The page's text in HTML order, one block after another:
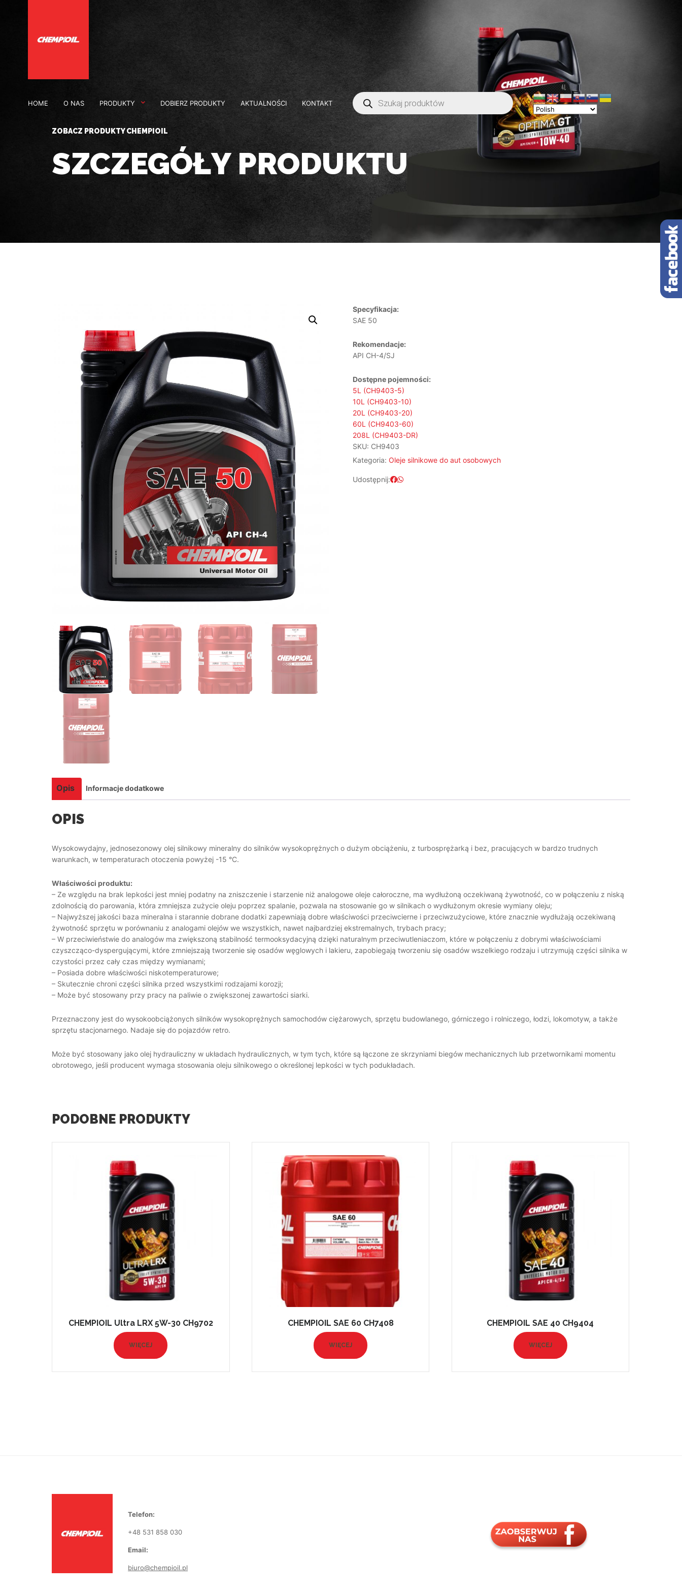
HOME O NAS PRODUKTY DOBIERZ PRODUKTY AKTUALNOŚCI KONTAKT
ZOBACZ PRODUKTY CHEMPIOIL
SZCZEGÓŁY PRODUKTU
Specyfikacja:
SAE 50
Rekomendacje:
API CH-4/SJ
Dostępne pojemności:
5L (CH9403-5)
10L (CH9403-10)
20L (CH9403-20)
60L (CH9403-60)
208L (CH9403-DR)
SKU: CH9403
Kategoria: Oleje silnikowe do aut osobowych
Udostępnij:
Opis Informacje dodatkowe
OPIS
Wysokowydajny, jednosezonowy olej silnikowy mineralny do silników wysokoprężnych o dużym obciążeniu, z turbosprężarką i bez, pracujących w bardzo trudnych
warunkach, w temperaturach otoczenia powyżej -15 °C.
Właściwości produktu:
– Ze względu na brak lepkości jest mniej podatny na zniszczenie i starzenie niż analogowe oleje całoroczne, ma wydłużoną oczekiwaną żywotność, co w połączeniu z niską
zdolnością do parowania, która zmniejsza zużycie oleju poprzez spalanie, pozwala na stosowanie go w silnikach o wydłużonym okresie wymiany oleju;
– Najwyższej jakości baza mineralna i starannie dobrane dodatki zapewniają dobre właściwości przeciwcierne i przeciwzużyciowe, które znacznie wydłużają oczekiwaną
żywotność sprzętu w porównaniu z analogami olejów we wszystkich, nawet najbardziej ekstremalnych, trybach pracy;
– W przeciwieństwie do analogów ma zwiększoną stabilność termooksydacyjną dzięki naturalnym przeciwutleniaczom, które w połączeniu z dobrymi właściwościami
czyszcząco-dyspergującymi, które zmniejszają tworzenie się osadów węglowych i lakieru, zapobiegają tworzeniu się osadów wszelkiego rodzaju i utrzymują części silnika w
czystości przez cały czas między wymianami;
– Posiada dobre właściwości niskotemperaturowe;
– Skutecznie chroni części silnika przed wszystkimi rodzajami korozji;
– Może być stosowany przy pracy na paliwie o zwiększonej zawartości siarki.
Przeznaczony jest do wysokoobciążonych silników wysokoprężnych samochodów ciężarowych, sprzętu budowlanego, górniczego i rolniczego, łodzi, lokomotyw, a także
sprzętu stacjonarnego. Nadaje się do pojazdów retro.
Może być stosowany jako olej hydrauliczny w układach hydraulicznych, w tym tych, które są łączone ze skrzyniami biegów mechanicznych lub przetwornikami momentu
obrotowego, jeśli producent wymaga stosowania oleju silnikowego o określonej lepkości w tych podukładach.
PODOBNE PRODUKTY
CHEMPIOIL Ultra LRX 5W-30 CH9702
WIĘCEJ
CHEMPIOIL SAE 60 CH7408
WIĘCEJ
CHEMPIOIL SAE 40 CH9404
WIĘCEJ
Telefon:
+48 531 858 030
Email:
biuro@chempioil.pl